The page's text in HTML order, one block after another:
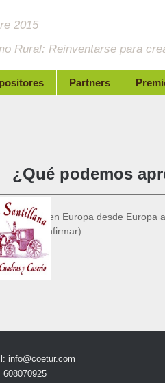
2015
Rural: Reinventarse para
Partners
¿Qué podemos
Rural en Europa desde Europa
de confirmar)
info@coetur.com
608070925